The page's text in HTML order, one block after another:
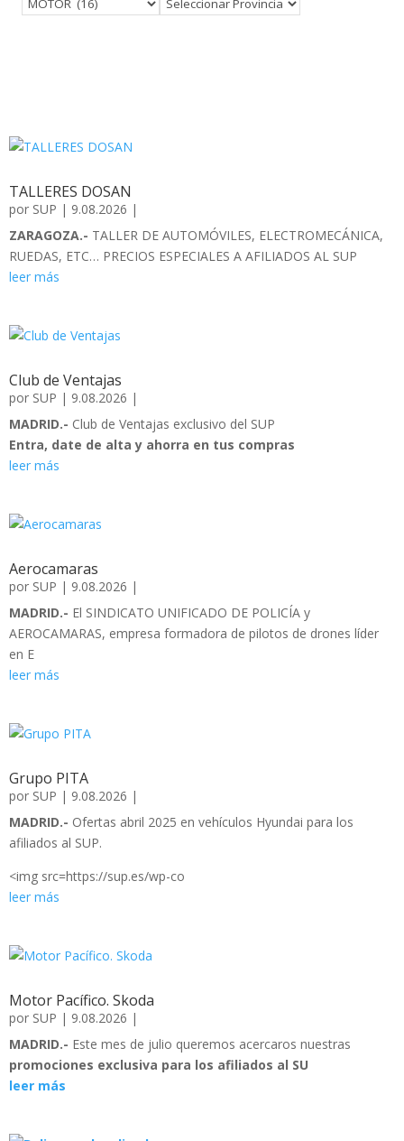
TALLERES DOSAN
por SUP | 9.08.2026 |
ZARAGOZA.- TALLER DE AUTOMÓVILES, ELECTROMECÁNICA,
RUEDAS, ETC… PRECIOS ESPECIALES A AFILIADOS AL SUP
leer más
Club de Ventajas
por SUP | 9.08.2026 |
MADRID.- Club de Ventajas exclusivo del SUP
Entra, date de alta y ahorra en tus compras
leer más
Aerocamaras
por SUP | 9.08.2026 |
MADRID.- El SINDICATO UNIFICADO DE POLICÍA y
AEROCAMARAS, empresa formadora de pilotos de drones líder
en E
leer más
Grupo PITA
por SUP | 9.08.2026 |
MADRID.- Ofertas abril 2025 en vehículos Hyundai para los
afiliados al SUP.
<img src=https://sup.es/wp-co
leer más
Motor Pacífico. Skoda
por SUP | 9.08.2026 |
MADRID.- Este mes de julio queremos acercaros nuestras
promociones exclusiva para los afiliados al SU
leer más